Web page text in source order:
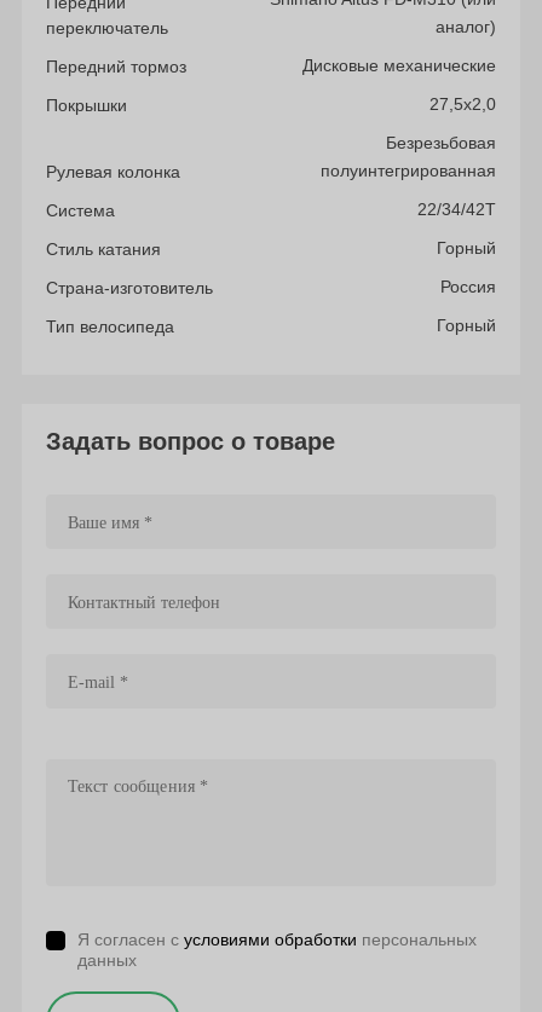
переключатель
аналог)
Передний тормоз Дисковые механические
Покрышки 27,5х2,0
Рулевая колонка
Безрезьбовая
полуинтегрированная
Система 22/34/42Т
Стиль катания Горный
Страна-изготовитель Россия
Тип велосипеда Горный
Задать вопрос о товаре
Я согласен с условиями обработки персональных
данных